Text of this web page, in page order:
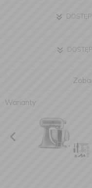
Warianty: